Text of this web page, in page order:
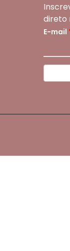
direto
E-mail